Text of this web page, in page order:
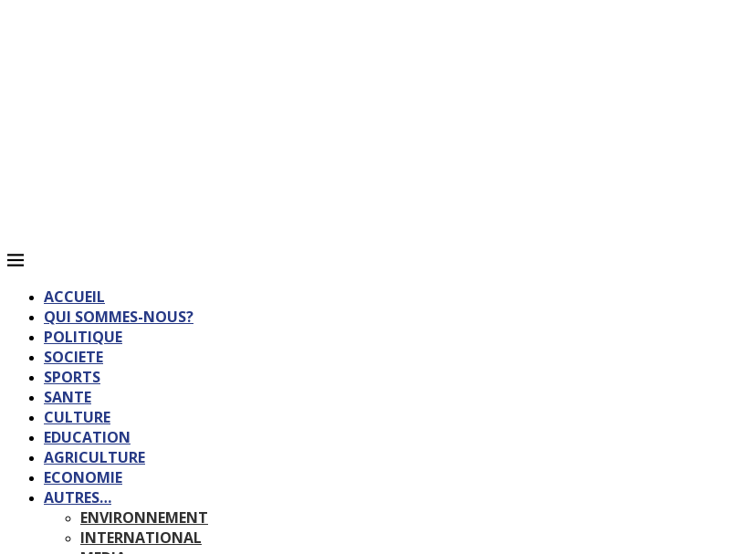
ACCUEIL
QUI SOMMES-NOUS?
POLITIQUE
SOCIETE
SPORTS
SANTE
CULTURE
EDUCATION
AGRICULTURE
ECONOMIE
AUTRES…
ENVIRONNEMENT
INTERNATIONAL